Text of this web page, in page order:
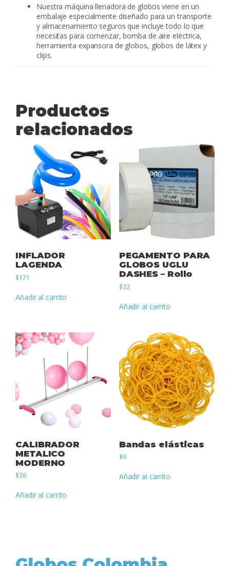
Nuestra máquina llenadora de globos viene en un
embalaje especialmente diseñado para un transporte
y almacenamiento seguros que incluye todo lo que
necesitas para comenzar, bomba de aire eléctrica,
herramienta expansora de globos, globos de látex y
clips.
Productos
relacionados
INFLADOR
LAGENDA
$171
Añadir al carrito
PEGAMENTO PARA
GLOBOS UGLU
DASHES – Rollo
$32
Añadir al carrito
CALIBRADOR
METALICO
MODERNO
$36
Añadir al carrito
Bandas elásticas
$9
Añadir al carrito